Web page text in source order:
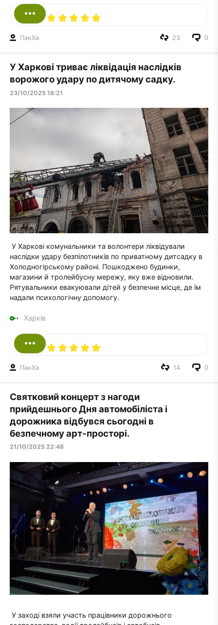
ПанXа 0
23
У Харкові триває ліквідація наслідків
ворожого удару по дитячому садку.
23/10/2025 18:21
У Харкові комунальники та волонтери ліквідували
наслідки удару безпілотників по приватному дитсадку в
Холодногірському районі. Пошкоджено будинки,
магазини й тролейбусну мережу, яку вже відновили.
Рятувальники евакуювали дітей у безпечне місце, де їм
надали психологічну допомогу.
Харків
ПанXа 0
14
Святковий концерт з нагоди
прийдешнього Дня автомобіліста і
дорожника відбувся сьогодні в
безпечному арт-просторі.
21/10/2025 22:48
У заході взяли участь працівники дорожнього